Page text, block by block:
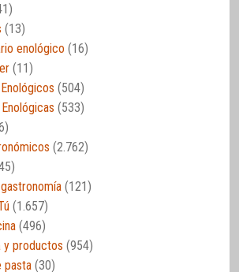
(13)
enológico (16)
(11)
(504)
(533)
(2.762)
(121)
(1.657)
(496)
y productos (954)
pasta (30)